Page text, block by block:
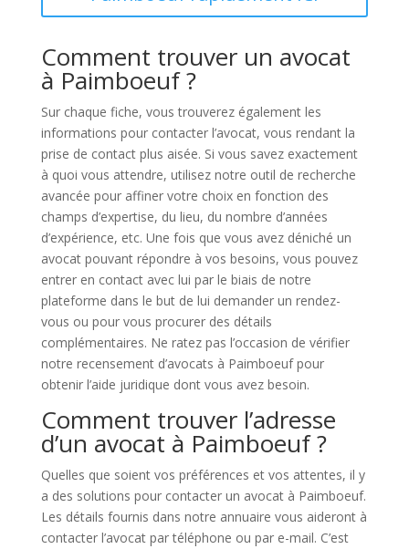
Comment trouver un avocat
à Paimboeuf ?
Sur chaque fiche, vous trouverez également les
informations pour contacter l’avocat, vous rendant la
prise de contact plus aisée. Si vous savez exactement
à quoi vous attendre, utilisez notre outil de recherche
avancée pour affiner votre choix en fonction des
champs d’expertise, du lieu, du nombre d’années
d’expérience, etc. Une fois que vous avez déniché un
avocat pouvant répondre à vos besoins, vous pouvez
entrer en contact avec lui par le biais de notre
plateforme dans le but de lui demander un rendez-
vous ou pour vous procurer des détails
complémentaires. Ne ratez pas l’occasion de vérifier
notre recensement d’avocats à Paimboeuf pour
obtenir l’aide juridique dont vous avez besoin.
Comment trouver l’adresse
d’un avocat à Paimboeuf ?
Quelles que soient vos préférences et vos attentes, il y
a des solutions pour contacter un avocat à Paimboeuf.
Les détails fournis dans notre annuaire vous aideront à
contacter l’avocat par téléphone ou par e-mail. C’est